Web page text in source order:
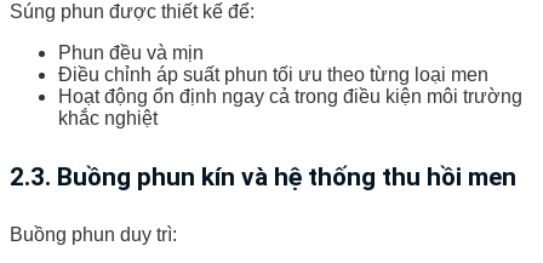
Súng phun được thiết kế để:
Phun đều và mịn
Điều chỉnh áp suất phun tối ưu theo từng loại men
Hoạt động ổn định ngay cả trong điều kiện môi trường
khắc nghiệt
2.3. Buồng phun kín và hệ thống thu hồi men
Buồng phun duy trì: